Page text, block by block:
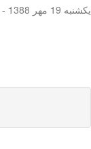
یکشنبه 19 مهر 1388 - 05:32